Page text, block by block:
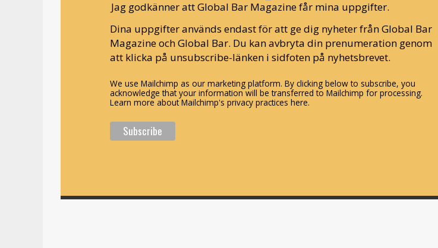
Jag godkänner att Global Bar Magazine får mina uppgifter.
Dina uppgifter används endast för att ge dig nyheter från Global Bar
Magazine och Global Bar. Du kan avbryta din prenumeration genom
att klicka på unsubscribe-länken i sidfoten på nyhetsbrevet.
We use Mailchimp as our marketing platform. By clicking below to subscribe, you
acknowledge that your information will be transferred to Mailchimp for processing.
Learn more about Mailchimp's privacy practices here.